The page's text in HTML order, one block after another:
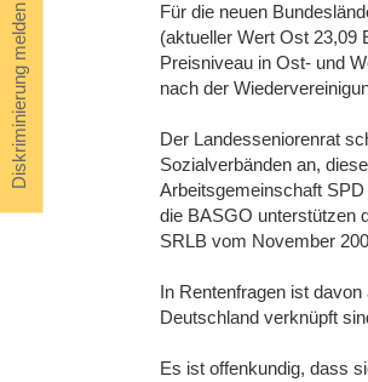
Diskriminierung melden
Für die neuen
(aktueller Wert Ost 23,09
Preisniveau in Ost- und
nach der
Der Landesseniorenrat
Sozialverbänden an,
Arbeitsgemeinschaft
die BASGO unterstützen
SRLB vom November
In Rentenfragen ist
Deutschland verknüpft
Es ist offenkundig, dass